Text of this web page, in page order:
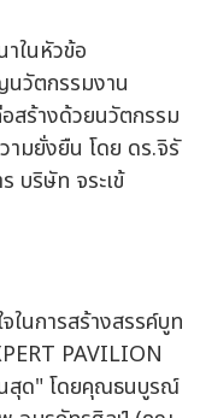
ในหัวข้อ
นวัตกรรมงาน
สร้างด้วยนวัตกรรม
มยั่งยืน โดย ดร.จิรั
บริษัท จระเข้
ในการสร้างสรรค์บูท
PAVILION
นสุด" โดยคุณธนบูรณ์